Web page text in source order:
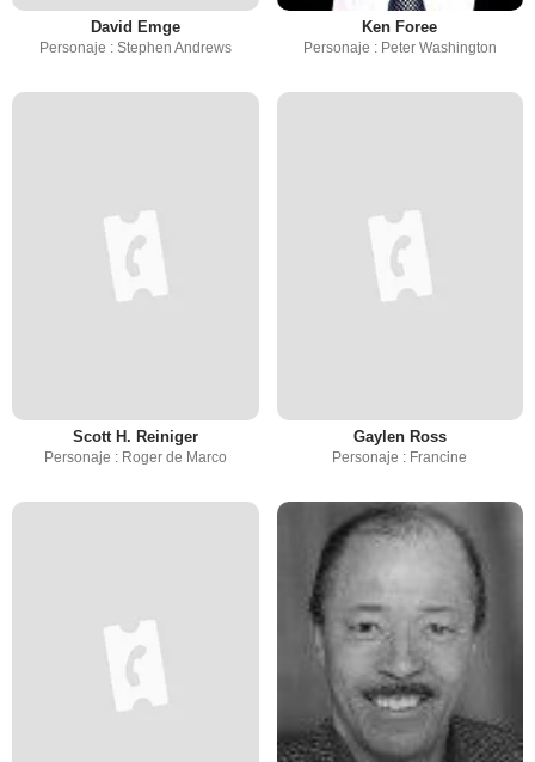
David Emge
Personaje : Stephen Andrews
Ken Foree
Personaje : Peter Washington
Scott H. Reiniger
Personaje : Roger de Marco
Gaylen Ross
Personaje : Francine